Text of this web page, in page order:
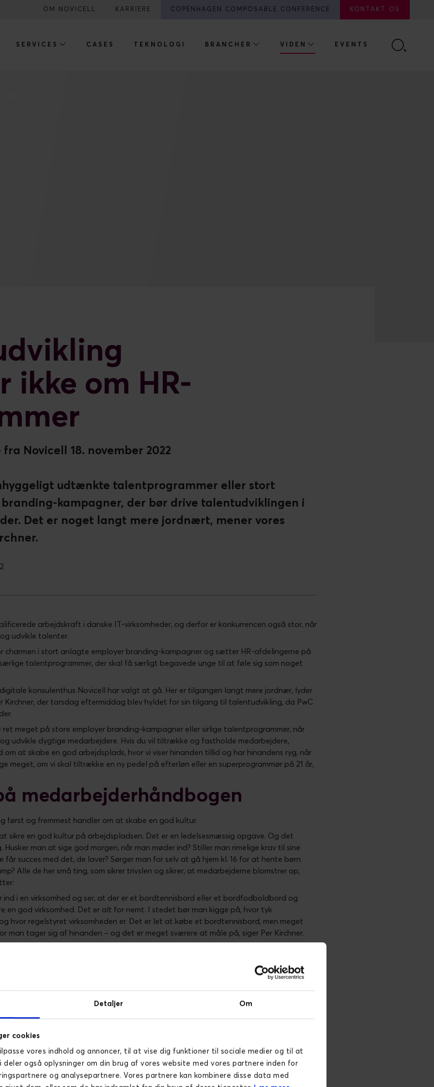
Detaljer Om
cookies
vores indhold og annoncer, til at vise dig funktioner til sociale medier og til at
deler også oplysninger om din brug af vores website med vores partnere inden for
og analysepartnere. Vores partnere kan kombinere disse data med
OM NOVICELL KARRIERE COPENHAGEN COMPOSABLE CONFERENCE KONTAKT OS
SERVICES CASES TEKNOLOGI BRANCHER VIDEN EVENTS
ikke om HR-
fra Novicell 18. november 2022
udtænkte talentprogrammer eller stort
kampagner, der bør drive talentudviklingen i
Det er noget langt mere jordnært, mener vores
arbejdskraft i danske IT-virksomheder, og derfor er konkurrencen også stor, når
udvikle talenter.
charmen i stort anlagte employer branding-kampagner og sætter HR-afdelingerne på
talentprogrammer, der skal få særligt begavede unge til at føle sig som noget
konsulenthus Novicell har valgt at gå. Her er tilgangen langt mere jordnær, lyder
Kirchner, der torsdag eftermiddag blev hyldet for sin tilgang til talentudvikling, da PwC
ret meget på store employer branding-kampagner eller sirlige talentprogrammer, når
udvikle dygtige medarbejdere. Hvis du vil tiltrække og fastholde medarbejdere,
om at skabe en god arbejdsplads, hvor vi viser hinanden tillid og har hinandens ryg, når
meget, om vi skal tiltrække en ny pedel på efterløn eller en superprogrammør på 21 år,
medarbejderhåndbogen
først og fremmest handler om at skabe en god kultur.
sikre en god kultur på arbejdspladsen. Det er en ledelsesmæssig opgave. Og det
man at sige god morgen, når man møder ind? Stiller man rimelige krav til sine
får succes med det, de laver? Sørger man for selv at gå hjem kl. 16 for at hente børn
Alle de her små ting, som sikrer trivslen og sikrer, at medarbejderne blomstrer op,
ind i en virksomhed og ser, at der er et bordtennisbord eller et bordfodboldbord og
en god virksomhed. Det er alt for nemt. I stedet bør man kigge på, hvor tyk
hvor regelstyret virksomheden er. Det er let at købe et bordtennisbord, men meget
man tager sig af hinanden – og det er meget sværere at måle på, siger Per Kirchner.
fra en håndfuld medarbejdere til at være 330 medarbejdere over hele Europa, og
heller ikke skjul på, at det er hårdt arbejde at sikre, at en så hastigt voksende
ansigter ind i virksomheden, og det er en krævende opgave rent ledelsesmæssigt at
at vi hver eneste dag arbejder med at skabe en god arbejdsplads og har nogle stærke
os overfor hinanden. Et godt fællesskab er hundrede gange mere værd end et
Per Kirchner.